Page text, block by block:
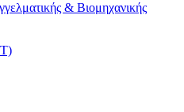
& Βιομηχανικής